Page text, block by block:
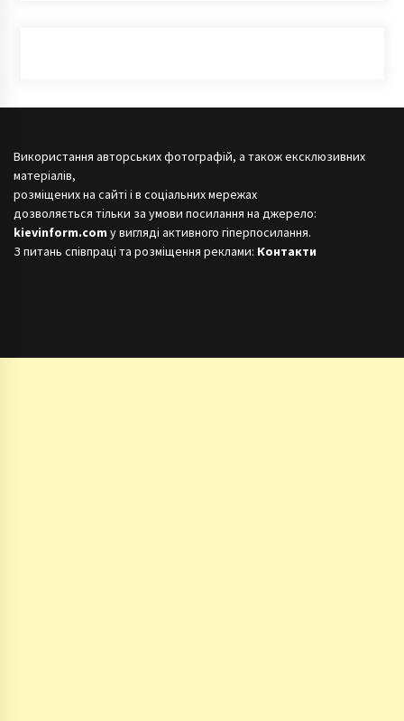
Використання авторських фотографій, а також ексклюзивних
матеріалів,
розміщених на сайті і в соціальних мережах
дозволяється тільки за умови посилання на джерело:
kievinform.com у вигляді активного гіперпосилання.
З питань співпраці та розміщення реклами: Контакти